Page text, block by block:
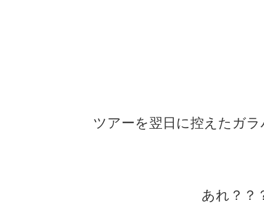
ツアーを翌日に控えたガ
あれ？？